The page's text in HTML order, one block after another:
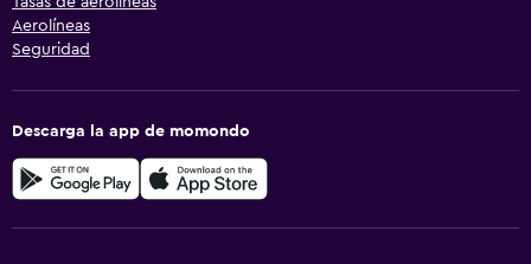
Aerolíneas
Seguridad
Descarga la app de momondo